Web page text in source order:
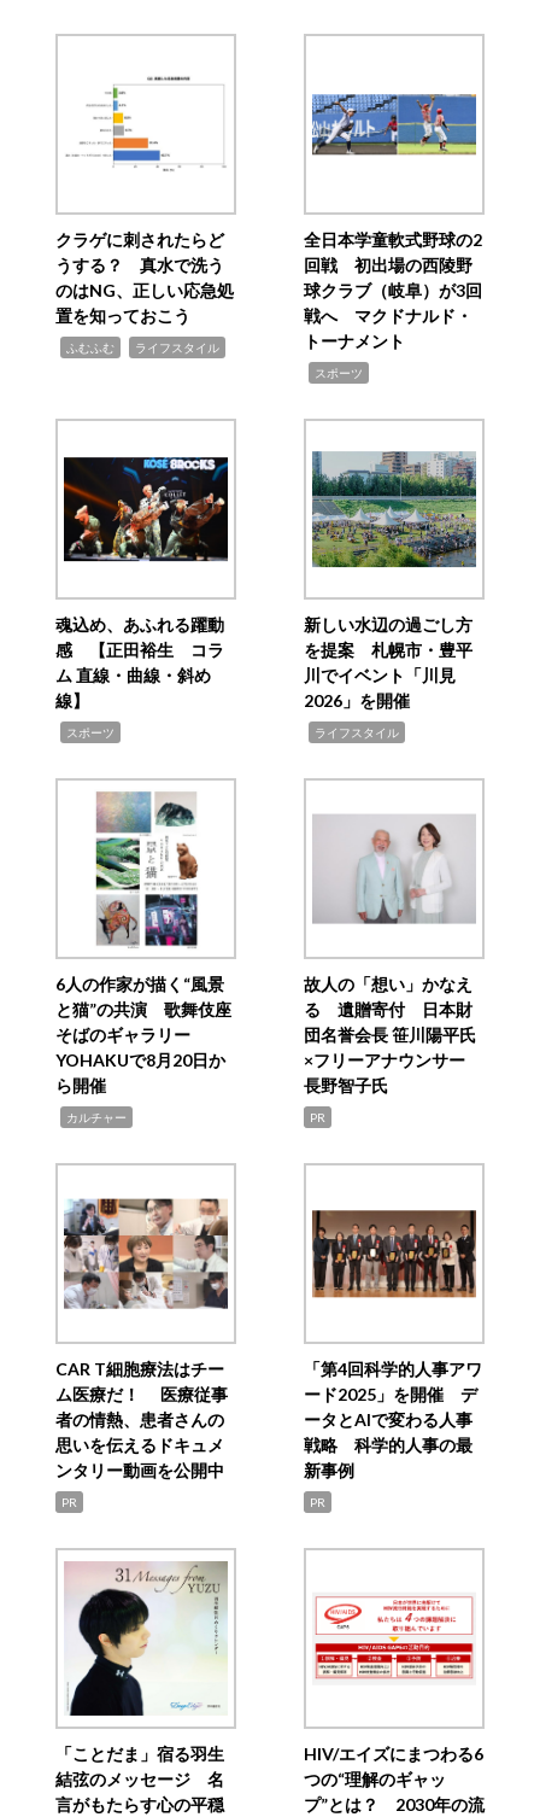
クラゲに刺されたらど
うする？ 真水で洗う
のはNG、正しい応急処
置を知っておこう
ふむふむ ライフスタイル
全日本学童軟式野球の2
回戦 初出場の西陵野
球クラブ（岐阜）が3回
戦へ マクドナルド・
トーナメント
スポーツ
魂込め、あふれる躍動
感 【正田裕生 コラ
ム 直線・曲線・斜め
線】
スポーツ
新しい水辺の過ごし方
を提案 札幌市・豊平
川でイベント「川見
2026」を開催
ライフスタイル
6人の作家が描く“風景
と猫”の共演 歌舞伎座
そばのギャラリー
YOHAKUで8月20日か
ら開催
カルチャー
故人の「想い」かなえ
る 遺贈寄付 日本財
団名誉会長 笹川陽平氏
×フリーアナウンサー
長野智子氏
PR
CAR T細胞療法はチー
ム医療だ！ 医療従事
者の情熱、患者さんの
思いを伝えるドキュメ
ンタリー動画を公開中
PR
「第4回科学的人事アワ
ード2025」を開催 デ
ータとAIで変わる人事
戦略 科学的人事の最
新事例
PR
「ことだま」宿る羽生
結弦のメッセージ 名
言がもたらす心の平穏
HIV/エイズにまつわる6
つの“理解のギャッ
プ”とは？ 2030年の流